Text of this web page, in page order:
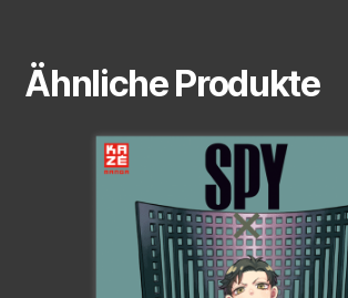
Ähnliche Produkte